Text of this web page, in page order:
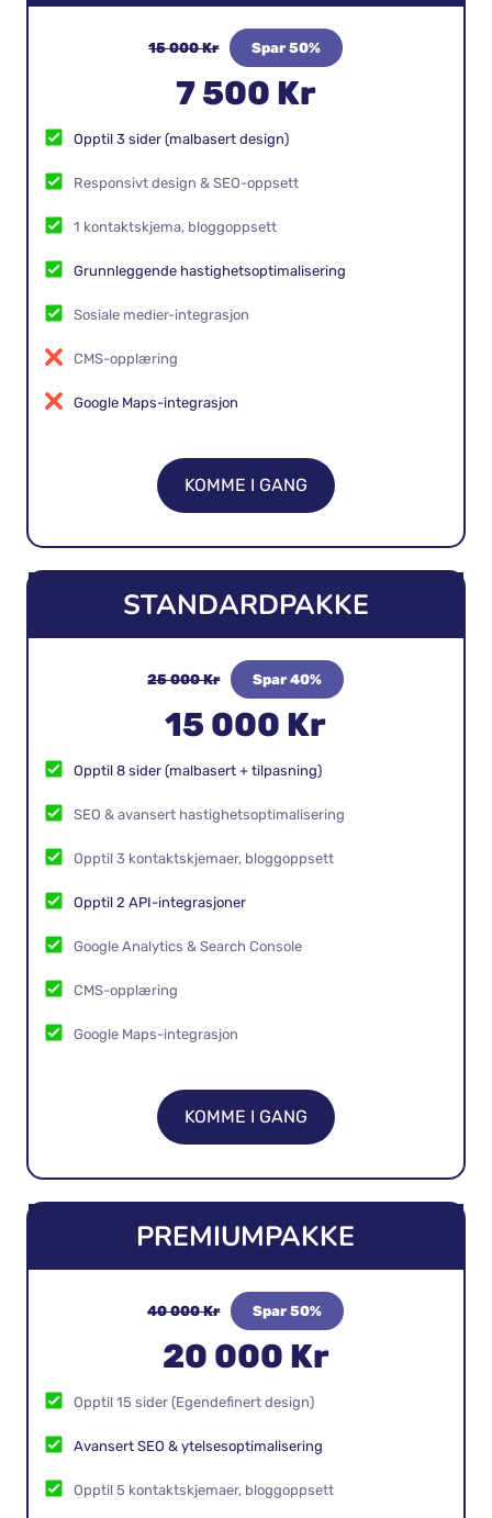
STARTPAKKE
15 000 Kr Spar 50%
7 500 Kr
Opptil 3 sider (malbasert design)
Responsivt design & SEO-oppsett
1 kontaktskjema, bloggoppsett
Grunnleggende hastighetsoptimalisering
Sosiale medier-integrasjon
Google Maps-integrasjon
KOMME I GANG
STANDARDPAKKE
25 000 Kr Spar 40%
15 000 Kr
Opptil 8 sider (malbasert + tilpasning)
SEO & avansert hastighetsoptimalisering
Opptil 3 kontaktskjemaer, bloggoppsett
Opptil 2 API-integrasjoner
Google Analytics & Search Console
Google Maps-integrasjon
KOMME I GANG
PREMIUMPAKKE
40 000 Kr Spar 50%
20 000 Kr
Opptil 15 sider (Egendefinert design)